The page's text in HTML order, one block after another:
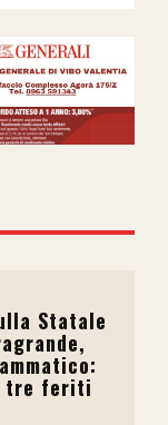
Statale
tre feriti